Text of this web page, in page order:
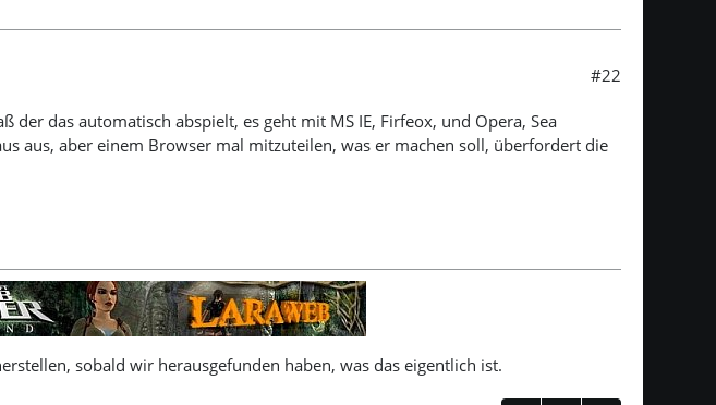
#22
der das automatisch abspielt, es geht mit MS IE, Firfeox, und Opera, Sea
aus, aber einem Browser mal mitzuteilen, was er machen soll, überfordert die
sobald wir herausgefunden haben, was das eigentlich ist.